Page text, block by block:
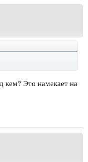
кем? Это намекает на